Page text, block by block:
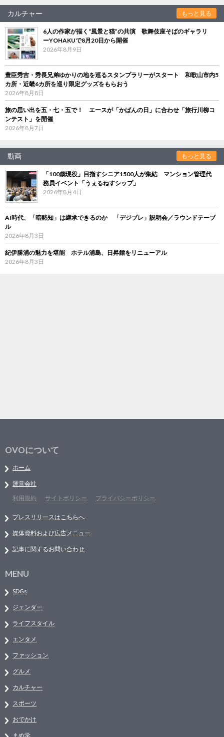
カルチャー もっと見る
6人の作家が描く“風景と猫”の共演 歌舞伎座そばのギャラリ
ーYOHAKUで8月20日から開催
2026年8月9日
豊臣秀吉・秀長兄弟ゆかりの地を巡るスタンプラリーがスタート 和歌山市内5
カ所・近畿6カ所を巡り限定グッズをもらおう
2026年8月8日
旅の思い出を五・七・五で！ エースが「かばんの日」に合わせ「旅行川柳コ
ンテスト」を開催
2026年8月7日
動画 もっと見る
「100歳現役」目指すシニア1500人が集結 マンション管理代
務員イベント「うぇるねすシップ」
2026年8月4日
AI時代、「暗黙知」は継承できるのか 「デジブレ」説明会／ラウンドテーブ
ル
2026年8月3日
紀伊勝浦の魅力を堪能 ホテル浦島、日昇館をリニューアル
2026年8月3日
OVOについて
ホーム
運営会社
利用規約
サイトポリシー プライバシーポリシー
プレスリリースはこちらへ
媒体資料および広告メニュー
記事に関するお問い合わせ
MENU
SDGs
ジェンダー
ライフスタイル
エンタメ
ファッション
グルメ
カルチャー
スポーツ
おでかけ
まめ学